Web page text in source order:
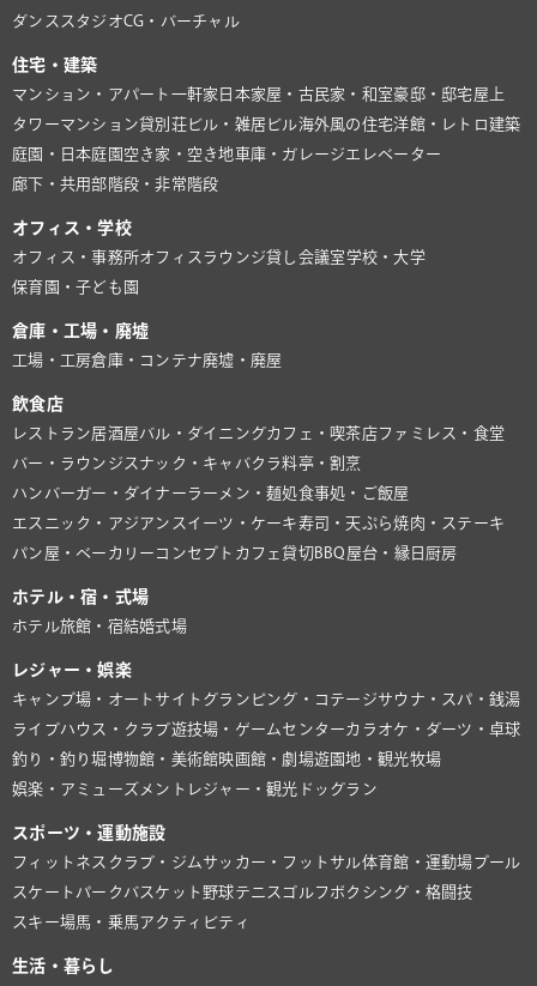
ダンススタジオCG・バーチャル
住宅・建築
マンション・アパート 一軒家 日本家屋・古民家・和室豪邸・邸宅屋上
タワーマンション貸別荘ビル・雑居ビル海外風の住宅洋館・レトロ建築
庭園・日本庭園 空き家・空き地 車庫・ガレージ エレベーター
廊下・共用部 階段・非常階段
オフィス・学校
オフィス・事務所オフィスラウンジ貸し会議室学校・大学
保育園・子ども園
倉庫・工場・廃墟
工場・工房倉庫・コンテナ廃墟・廃屋
飲食店
レストラン居酒屋バル・ダイニングカフェ・喫茶店ファミレス・食堂
バー・ラウンジ スナック・キャバクラ料亭・割烹
ハンバーガー・ダイナーラーメン・麺処食事処・ご飯屋
エスニック・アジアン スイーツ・ケーキ寿司・天ぷら焼肉・ステーキ
パン屋・ベーカリー コンセプトカフェ貸切BBQ 屋台・縁日 厨房
ホテル・宿・式場
ホテル旅館・宿結婚式場
レジャー・娯楽
キャンプ場・オートサイト グランピング・コテージサウナ・スパ・銭湯
ライブハウス・クラブ遊技場・ゲームセンターカラオケ・ダーツ・卓球
釣り・釣り堀博物館・美術館映画館・劇場遊園地・観光牧場
娯楽・アミューズメント レジャー・観光 ドッグラン
スポーツ・運動施設
フィットネスクラブ・ジム サッカー・フットサル体育館・運動場プール
スケートパーク バスケット 野球テニス ゴルフ ボクシング・格闘技
スキー場馬・乗馬アクティビティ
生活・暮らし